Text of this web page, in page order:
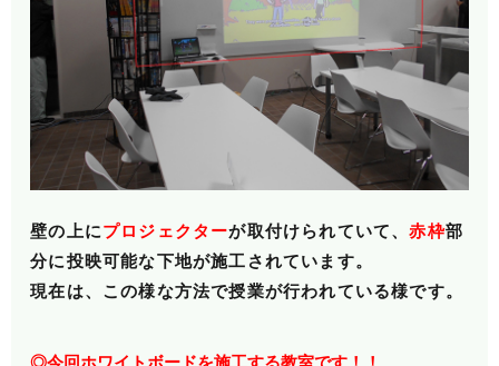
壁の上にプロジェクターが取付けられていて、赤枠部
分に投映可能な下地が施工されています。
現在は、この様な方法で授業が行われている様です。
◎今回ホワイトボードを施工する教室です！！